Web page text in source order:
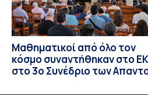
Μαθηματικοί από όλο τον
κόσμο συναντήθηκαν στο
στο 3ο Συνέδριο των